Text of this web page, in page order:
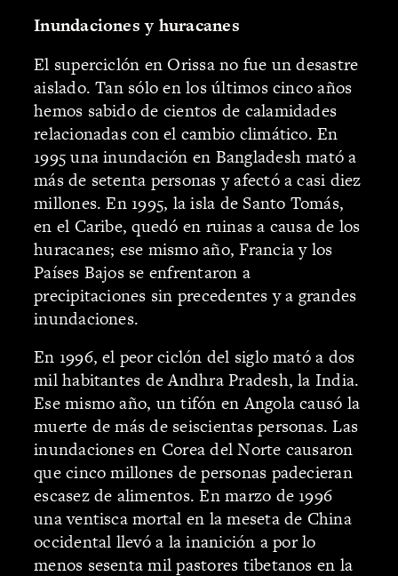
Inundaciones y huracanes
El superciclón en Orissa no fue un desastre
aislado. Tan sólo en los últimos cinco años
hemos sabido de cientos de calamidades
relacionadas con el cambio climático. En
1995 una inundación en Bangladesh mató a
más de setenta personas y afectó a casi diez
millones. En 1995, la isla de Santo Tomás,
en el Caribe, quedó en ruinas a causa de los
huracanes; ese mismo año, Francia y los
Países Bajos se enfrentaron a
precipitaciones sin precedentes y a grandes
inundaciones.
En 1996, el peor ciclón del siglo mató a dos
mil habitantes de Andhra Pradesh, la India.
Ese mismo año, un tifón en Angola causó la
muerte de más de seiscientas personas. Las
inundaciones en Corea del Norte causaron
que cinco millones de personas padecieran
escasez de alimentos. En marzo de 1996
una ventisca mortal en la meseta de China
occidental llevó a la inanición a por lo
menos sesenta mil pastores tibetanos en la